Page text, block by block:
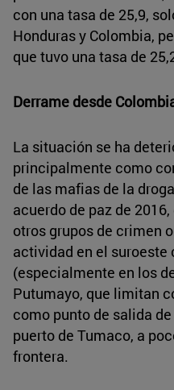
con una tasa de 25,9,
Honduras y Colombia,
que tuvo una tasa de
Derrame desde
La situación se ha
principalmente como
de las mafias de la
acuerdo de paz de
otros grupos de crimen
actividad en el suroeste
(especialmente en los
Putumayo, que limitan
como punto de salida
puerto de Tumaco, a
frontera.